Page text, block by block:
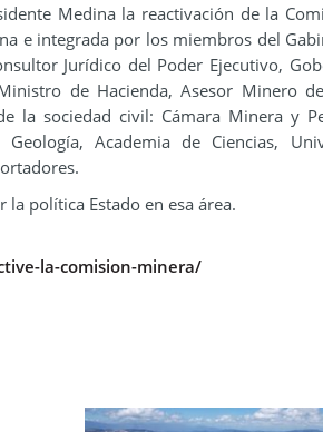
Medina la reactivación de la
e integrada por los miembros del
Jurídico del Poder Ejecutivo,
de Hacienda, Asesor Minero
la sociedad civil: Cámara Minera y
Academia de Ciencias,
política Estado en esa área.
la-comision-minera/